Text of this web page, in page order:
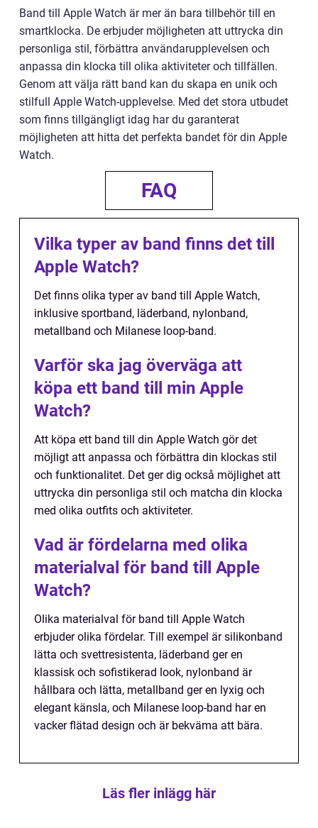
Band till Apple Watch är mer än bara tillbehör till en
smartklocka. De erbjuder möjligheten att uttrycka din
personliga stil, förbättra användarupplevelsen och
anpassa din klocka till olika aktiviteter och tillfällen.
Genom att välja rätt band kan du skapa en unik och
stilfull Apple Watch-upplevelse. Med det stora utbudet
som finns tillgängligt idag har du garanterat
möjligheten att hitta det perfekta bandet för din Apple
Watch.
FAQ
Vilka typer av band finns det till
Apple Watch?
Det finns olika typer av band till Apple Watch,
inklusive sportband, läderband, nylonband,
metallband och Milanese loop-band.
Varför ska jag överväga att
köpa ett band till min Apple
Watch?
Att köpa ett band till din Apple Watch gör det
möjligt att anpassa och förbättra din klockas stil
och funktionalitet. Det ger dig också möjlighet att
uttrycka din personliga stil och matcha din klocka
med olika outfits och aktiviteter.
Vad är fördelarna med olika
materialval för band till Apple
Watch?
Olika materialval för band till Apple Watch
erbjuder olika fördelar. Till exempel är silikonband
lätta och svettresistenta, läderband ger en
klassisk och sofistikerad look, nylonband är
hållbara och lätta, metallband ger en lyxig och
elegant känsla, och Milanese loop-band har en
vacker flätad design och är bekväma att bära.
Läs fler inlägg här